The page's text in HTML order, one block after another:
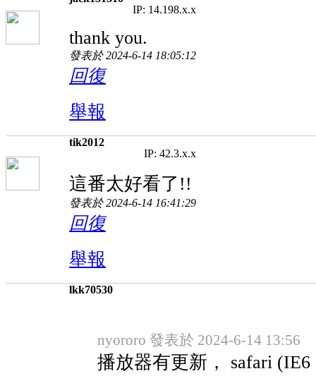
IP: 14.198.x.x
thank you.
發表於 2024-6-14 18:05:12
回復
舉報
tik2012
IP: 42.3.x.x
這番太好看了!!
發表於 2024-6-14 16:41:29
回復
舉報
lkk70530
nyororo 發表於 2024-6-14 13:56
播放器有更新， safari (IE6